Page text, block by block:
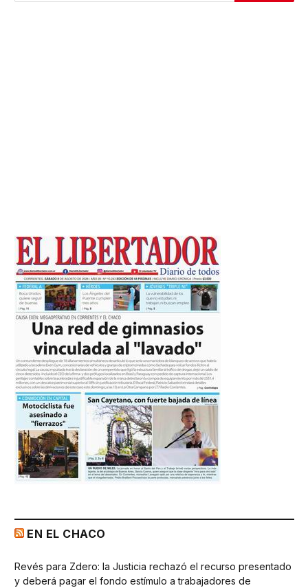
EN EL CHACO
Revés para Zdero: la Justicia rechazó el recurso presentado
y deberá pagar el fondo estímulo a trabajadores de